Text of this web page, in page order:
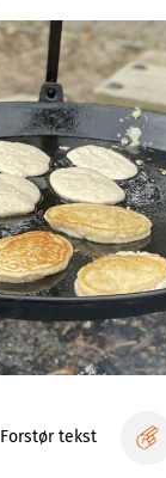
Forstør tekst